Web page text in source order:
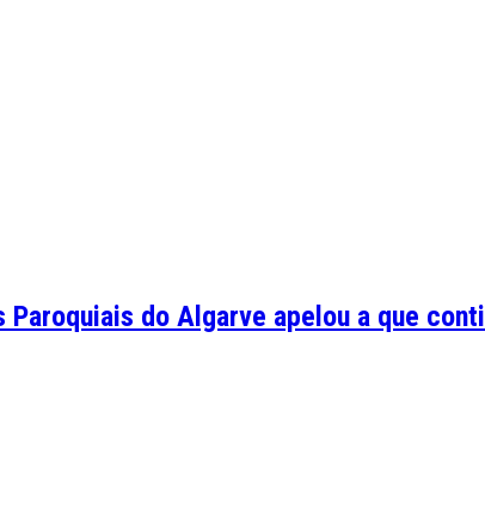
do Algarve apelou a que